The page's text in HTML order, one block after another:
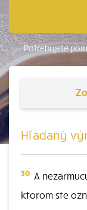
Potrebujete
Hľadaný
30 A
ktorom ste